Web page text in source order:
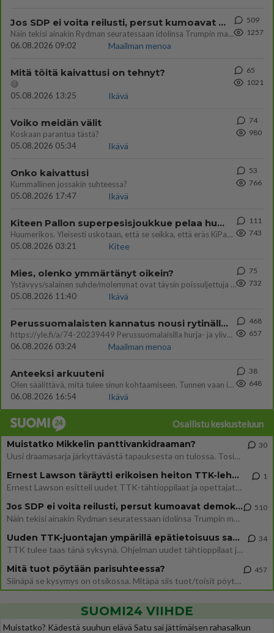
Jos SDP ei voita reilusti, persut kumoavat demokratian Suomesta
Näin tekisi ainakin Rydman seuratessaan idolinsa Trumpin mallia https://www.is.fi/politiikka/art-2000012187244.html
06.08.2026 09:02
Maailman menoa
509
1257
Mitä töitä kaivattusi on tehnyt?
😅
05.08.2026 13:25
Ikävä
65
1021
Voiko meidän välit
Koskaan parantua tästä?
05.08.2026 05:34
Ikävä
74
980
Onko kaivattusi
Kummallinen jossakin suhteessa?
05.08.2026 17:47
Ikävä
53
766
Kiteen Pallon superpesisjoukkue pelaa huumeiden vaikutuksen alaisena
Huumerikos. Yleisesti uskotaan, että se seikka, että eräs KiPan pelaaja kärähtää huumeista, on vain jäävuoren huippu. M
05.08.2026 03:21
Kitee
111
743
Mies, olenko ymmärtänyt oikein?
Ystävyys/salainen suhde/molemmat ovat täysin poissuljettuja asioita? Nainen
05.08.2026 11:40
Ikävä
75
732
Perussuomalaisten kannatus nousi rytinällä Ylen tänään julkaisemassa tuoreimmassa gallup-kyselyssä.
https://yle.fi/a/74-20239449 Perussuomalaisilla hurja- ja ylivoimaisesti suurin nousu tässä uudessa Ylen gallupissa. Kyl
06.08.2026 03:24
Maailman menoa
468
657
Anteeksi arkuuteni
Olen säälittävä, mitä tulee sinun kohtaamiseen. Tunnen vaan itseni todella epävarmaksi sun kanssa. Jos minun olisi pitän
06.08.2026 16:54
Ikävä
38
648
Osallistu keskusteluun
Muistatko Mikkelin panttivankidraaman?
Uusi draamasarja järkyttävästä tapauksesta on tulossa. Tositapahtumiin perustuva sarja ammentaa vuoden 1986 Mikkelin pan
30
Ernest Lawson täräytti erikoisen heiton TTK-lehdistötilaisuudessa: " Onko tässä tarkoituksena...?"
Ernest Lawson esitteli uudet TTK-tähtioppilaat ja opettajat torstaina 6.8. lehdistölle. Tulevalla kaudella on yksi hausk
1
Jos SDP ei voita reilusti, persut kumoavat demokratian Suomesta
Näin tekisi ainakin Rydman seuratessaan idolinsa Trumpin mallia https://www.is.fi/politiikka/art-2000012187244.html
510
Uuden TTK-juontajan ympärillä epätietoisuus sakenee - Nyt MTV hämmentää soppaa
TTK tulee taas tänä syksynä. Ohjelman uudet tähtioppilaat julkistetaan torstaina 6. elokuuta klo 14 alkavassa lehdistö
34
Mitä tuot pöytään parisuhteessa?
Siinäpä se kysymys on otsikossa. Mitäpä siis tuot/toisit pöytään parisuhteessa? Oletko mies vai nainen? Koetko sen mitä
457
SUOMI24 VIIHDE
Muistatko? Kädestä suuhun elävä Satu sai jättimäisen rahasalkun